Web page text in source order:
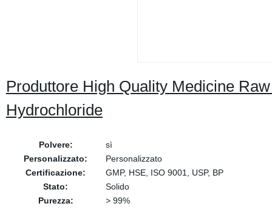
Produttore High Quality Medicine
Hydrochloride
Polvere:
sì
Personalizzato:
Personalizzato
Certificazione:
GMP, HSE, ISO 9001, USP, BP
Stato:
Solido
Purezza:
> 99%